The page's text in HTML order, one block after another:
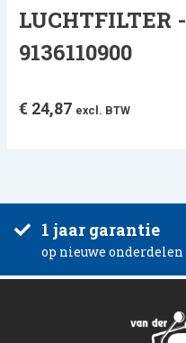
LUCHTFILTER -
9136110900
€ 24,87 excl. BTW
1 jaar garantie
op nieuwe onderdelen